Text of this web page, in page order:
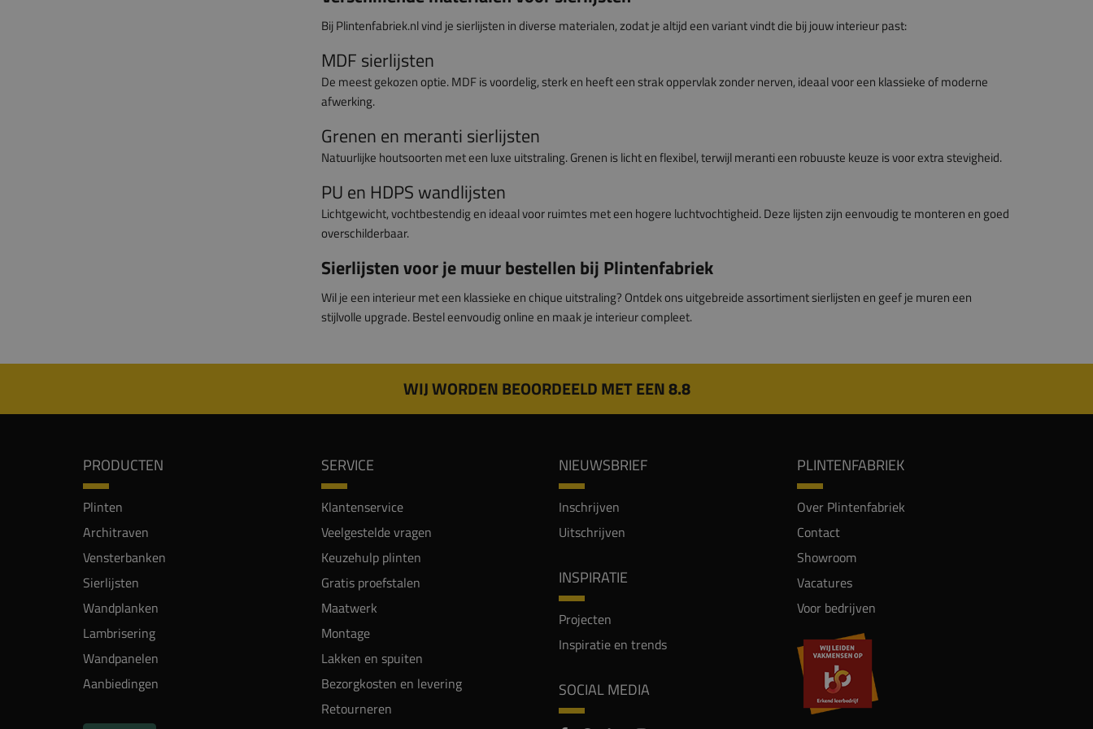
Bij Plintenfabriek.nl vind je sierlijsten in diverse materialen, zodat je altijd een variant vindt die bij jouw interieur past:
MDF sierlijsten
De meest gekozen optie. MDF is voordelig, sterk en heeft een strak oppervlak zonder nerven, ideaal voor een klassieke of moderne
afwerking.
Grenen en meranti sierlijsten
Natuurlijke houtsoorten met een luxe uitstraling. Grenen is licht en flexibel, terwijl meranti een robuuste keuze is voor extra stevigheid.
PU en HDPS wandlijsten
Lichtgewicht, vochtbestendig en ideaal voor ruimtes met een hogere luchtvochtigheid. Deze lijsten zijn eenvoudig te monteren en goed
overschilderbaar.
Sierlijsten voor je muur bestellen bij Plintenfabriek
Wil je een interieur met een klassieke en chique uitstraling? Ontdek ons uitgebreide assortiment sierlijsten en geef je muren een
stijlvolle upgrade. Bestel eenvoudig online en maak je interieur compleet.
WIJ WORDEN BEOORDEELD MET EEN 8.8
PRODUCTEN
Plinten
Architraven
Vensterbanken
Sierlijsten
Wandplanken
Lambrisering
Wandpanelen
Aanbiedingen
SERVICE
Klantenservice
Veelgestelde vragen
Keuzehulp plinten
Gratis proefstalen
Maatwerk
Montage
Lakken en spuiten
Bezorgkosten en levering
Retourneren
NIEUWSBRIEF
Inschrijven
Uitschrijven
INSPIRATIE
Projecten
Inspiratie en trends
SOCIAL MEDIA
PLINTENFABRIEK
Over Plintenfabriek
Contact
Showroom
Vacatures
Voor bedrijven